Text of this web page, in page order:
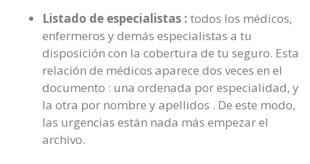
Listado de especialistas : todos los médicos,
enfermeros y demás especialistas a tu
disposición con la cobertura de tu seguro. Esta
relación de médicos aparece dos veces en el
documento : una ordenada por especialidad, y
la otra por nombre y apellidos . De este modo,
las urgencias están nada más empezar el
archivo.